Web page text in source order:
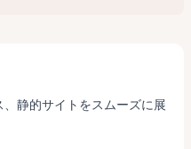
静的サイトをスムーズに展